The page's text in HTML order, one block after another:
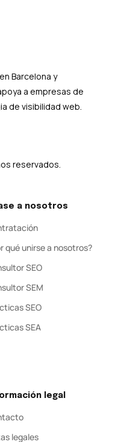
Barcelona y
a empresas de
de visibilidad web.
reservados.
a nosotros
qué unirse a nosotros?
SEO
SEM
SEO
SEA
legal
legales